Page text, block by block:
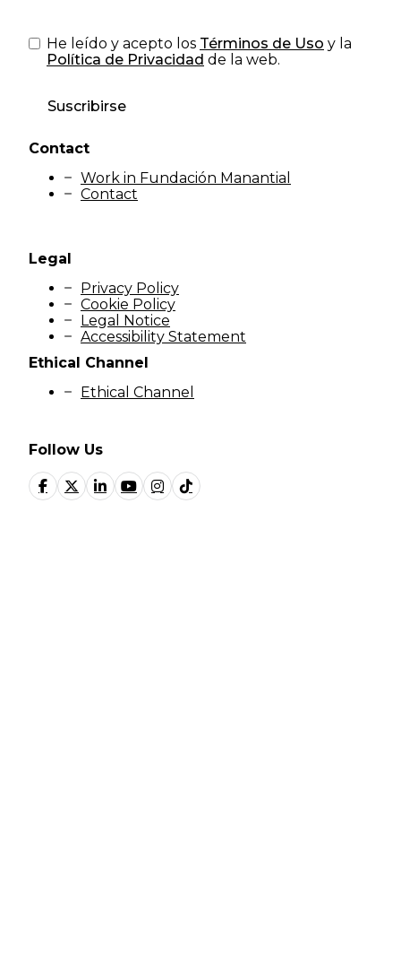
He leído y acepto los Términos de Uso y la
Política de Privacidad de la web.
Suscribirse
Contact
Work in Fundación Manantial
Contact
Legal
Privacy Policy
Cookie Policy
Legal Notice
Accessibility Statement
Follow Us
Ethical Channel
Ethical Channel